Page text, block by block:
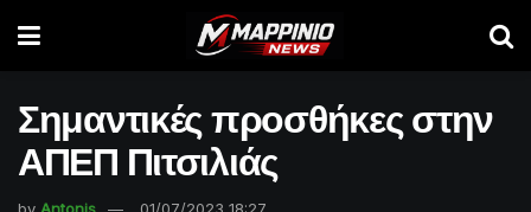
Σημαντικές προσθήκες στην
ΑΠΕΠ Πιτσιλιάς
by Antonis 01/07/2023 18:27